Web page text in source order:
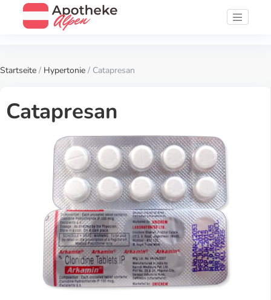
Startseite / Hypertonie / Catapresan
Catapresan